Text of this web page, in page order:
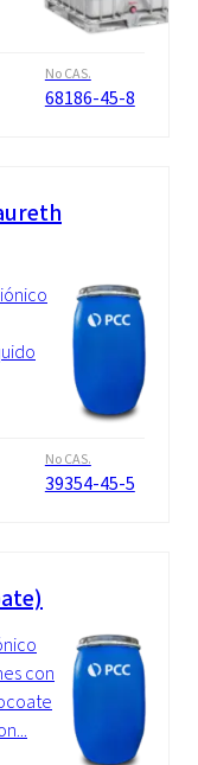
No CAS.
68186-45-8
No CAS.
39354-45-5
con